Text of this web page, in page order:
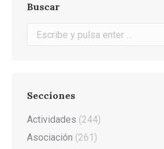
Buscar
Buscar:
Secciones
Actividades (244)
Asociación (261)